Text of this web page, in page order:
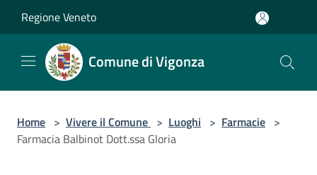
Regione Veneto
Comune di Vigonza
Home > Vivere il Comune > Luoghi > Farmacie >
Farmacia Balbinot Dott.ssa Gloria